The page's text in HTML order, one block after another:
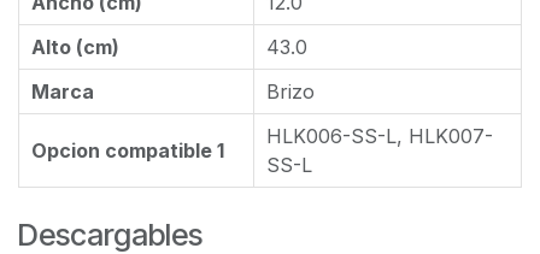
Alto (cm)
43.0
Marca
Brizo
Opcion compatible 1
HLK006-SS-L, HLK007-
SS-L
Descargables